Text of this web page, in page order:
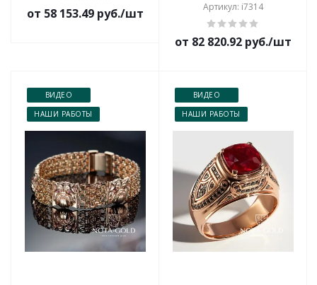
от 58 153.49 руб./шт
Артикул: i7314
от 82 820.92 руб./шт
ВИДЕО
НАШИ РАБОТЫ
ВИДЕО
НАШИ РАБОТЫ